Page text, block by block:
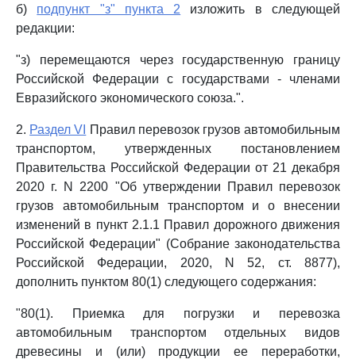
б) подпункт "з" пункта 2 изложить в следующей
редакции:
"з) перемещаются через государственную границу
Российской Федерации с государствами - членами
Евразийского экономического союза.".
2. Раздел VI
Правил перевозок грузов автомобильным
транспортом, утвержденных постановлением
Правительства Российской Федерации от 21 декабря
2020 г. N 2200 "Об утверждении Правил перевозок
грузов автомобильным транспортом и о внесении
изменений в пункт 2.1.1 Правил дорожного движения
Российской Федерации" (Собрание законодательства
Российской Федерации, 2020, N 52, ст. 8877),
дополнить пунктом 80(1) следующего содержания:
"80(1). Приемка для погрузки и перевозка
автомобильным транспортом отдельных видов
древесины и (или) продукции ее переработки,